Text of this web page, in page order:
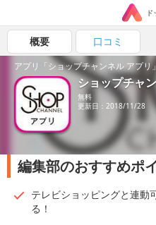
概要 口コミ
アプリ「ショップチャンネル アプリ
ショップチャ
無料
更新日：2018/11/28
編集部のおすすめポ
テレビショッピングと連動
る！